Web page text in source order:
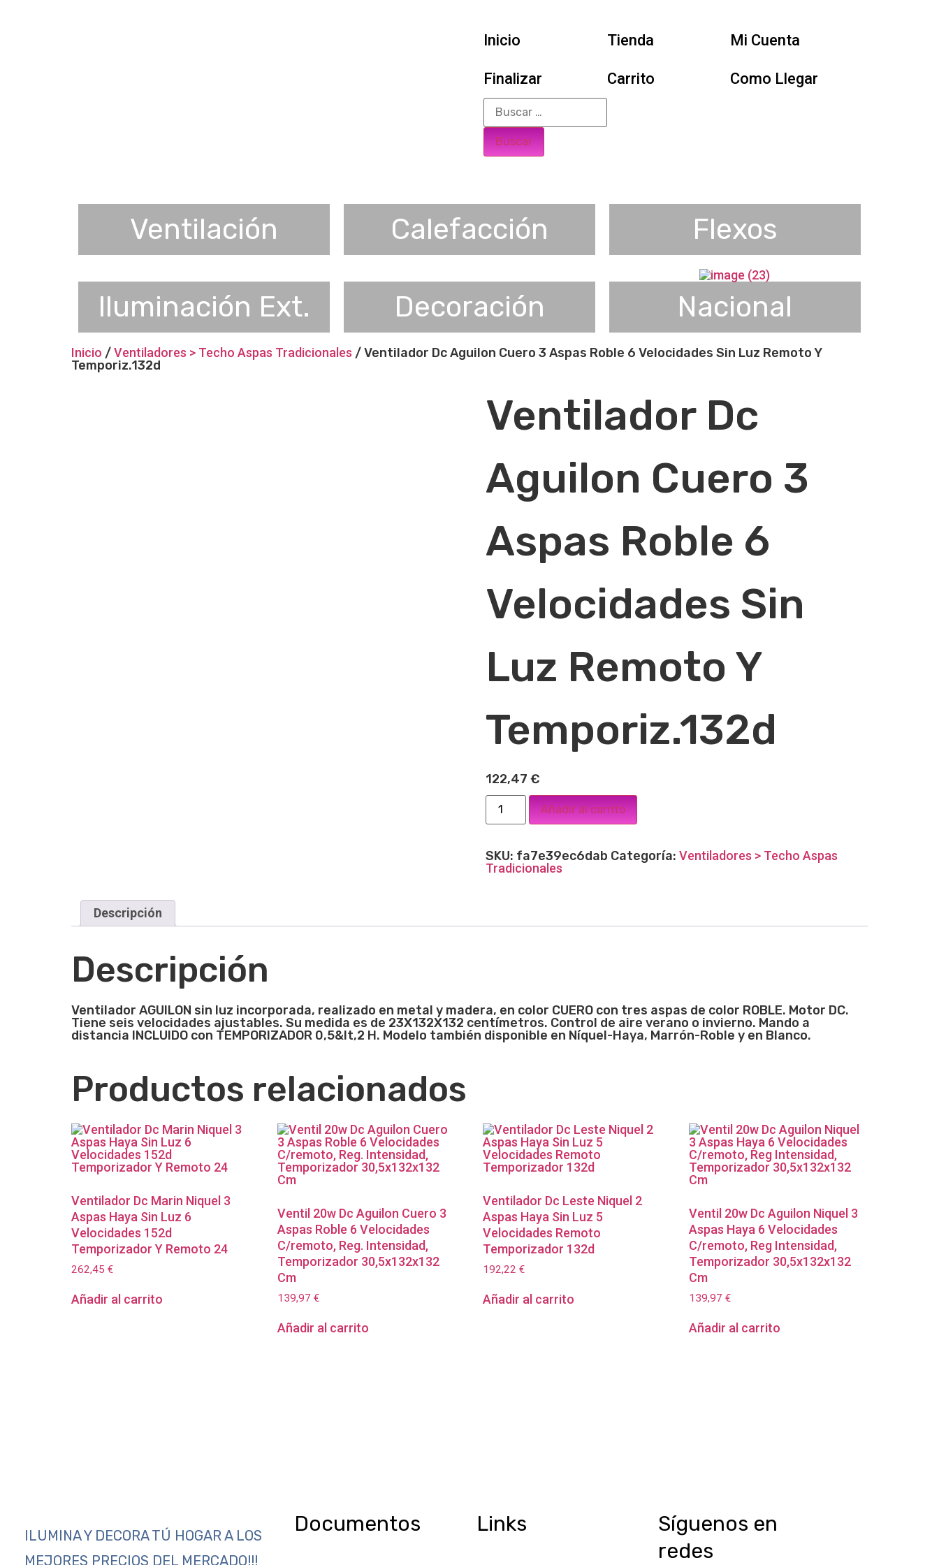
Inicio Tienda Mi Cuenta
Finalizar Carrito Como Llegar
Ventilación Calefacción Flexos
Iluminación Ext. Decoración Nacional
Inicio /Ventiladores > Techo Aspas Tradicionales / Ventilador Dc Aguilon Cuero 3 Aspas Roble 6 Velocidades Sin Luz Remoto Y
Temporiz.132d
Ventilador Dc
Aguilon Cuero 3
Aspas Roble 6
Velocidades Sin
Luz Remoto Y
Temporiz.132d
122,47 €
Añadir al carrito
SKU: fa7e39ec6dab Categoría: Ventiladores > Techo Aspas
Tradicionales
Descripción
Descripción
Ventilador AGUILON sin luz incorporada, realizado en metal y madera, en color CUERO con tres aspas de color ROBLE. Motor DC.
Tiene seis velocidades ajustables. Su medida es de 23X132X132 centímetros. Control de aire verano o invierno. Mando a
distancia INCLUIDO con TEMPORIZADOR 0,5&lt,2 H. Modelo también disponible en Níquel-Haya, Marrón-Roble y en Blanco.
Productos relacionados
Ventilador Dc Marin Niquel 3
Aspas Haya Sin Luz 6
Velocidades 152d
Temporizador Y Remoto 24
262,45 €
Añadir al carrito
Ventil 20w Dc Aguilon Cuero 3
Aspas Roble 6 Velocidades
C/remoto, Reg. Intensidad,
Temporizador 30,5x132x132
Cm
139,97 €
Añadir al carrito
Ventilador Dc Leste Niquel 2
Aspas Haya Sin Luz 5
Velocidades Remoto
Temporizador 132d
192,22€
Añadir al carrito
Ventil 20w Dc Aguilon Niquel 3
Aspas Haya 6 Velocidades
C/remoto, Reg Intensidad,
Temporizador 30,5x132x132
Cm
139,97€
Añadir al carrito
ILUMINA Y DECORA TÚ HOGAR A LOS
MEJORES PRECIOS DEL MERCADO!!!
Documentos Links
Síguenos en
redes